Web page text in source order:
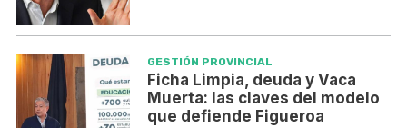
GESTIÓN PROVINCIAL
Ficha Limpia, deuda y Vaca
Muerta: las claves del modelo
que defiende Figueroa